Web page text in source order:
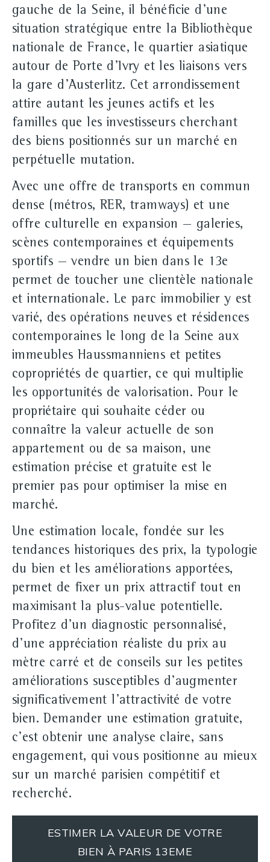
gauche de la Seine, il bénéficie d'une
situation stratégique entre la Bibliothèque
nationale de France, le quartier asiatique
autour de Porte d'Ivry et les liaisons vers
la gare d'Austerlitz. Cet arrondissement
attire autant les jeunes actifs et les
familles que les investisseurs cherchant
des biens positionnés sur un marché en
perpétuelle mutation.
Avec une offre de transports en commun
dense (métros, RER, tramways) et une
offre culturelle en expansion — galeries,
scènes contemporaines et équipements
sportifs — vendre un bien dans le 13e
permet de toucher une clientèle nationale
et internationale. Le parc immobilier y est
varié, des opérations neuves et résidences
contemporaines le long de la Seine aux
immeubles Haussmanniens et petites
copropriétés de quartier, ce qui multiplie
les opportunités de valorisation. Pour le
propriétaire qui souhaite céder ou
connaître la valeur actuelle de son
appartement ou de sa maison, une
estimation précise et gratuite est le
premier pas pour optimiser la mise en
marché.
Une estimation locale, fondée sur les
tendances historiques des prix, la typologie
du bien et les améliorations apportées,
permet de fixer un prix attractif tout en
maximisant la plus-value potentielle.
Profitez d'un diagnostic personnalisé,
d'une appréciation réaliste du prix au
mètre carré et de conseils sur les petites
améliorations susceptibles d'augmenter
significativement l'attractivité de votre
bien. Demander une estimation gratuite,
c'est obtenir une analyse claire, sans
engagement, qui vous positionne au mieux
sur un marché parisien compétitif et
recherché.
ESTIMER LA VALEUR DE VOTRE
BIEN À PARIS 13EME